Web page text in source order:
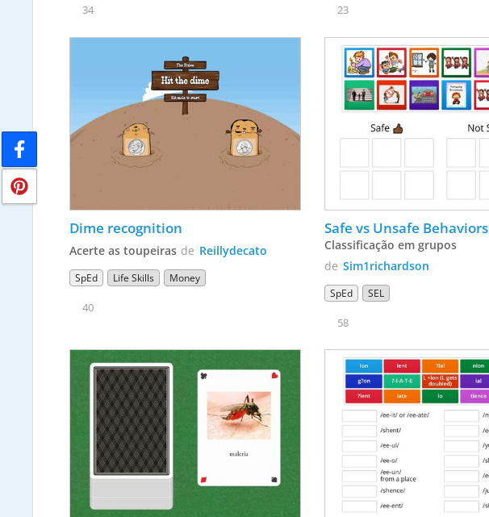
34 23
Dime recognition
Acerte as toupeiras de Reillydecato
SpEd Life Skills Money
40
Safe vs Unsafe Behaviors
Classificação em grupos
de Sim1richardson
SpEd SEL
58